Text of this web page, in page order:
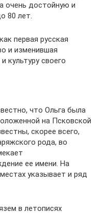
очень достойную и
80 лет.
первая русская
и изменившая
культуру своего
что Ольга была
на Псковской
скорее всего,
рода, во
ее имени. На
указывает и ряд
в летописях